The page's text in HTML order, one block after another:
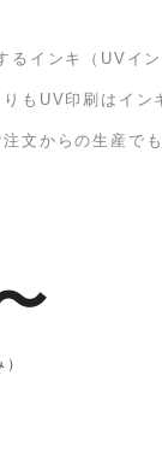
るインキ（UVイン
もUV印刷はイン
文からの生産で